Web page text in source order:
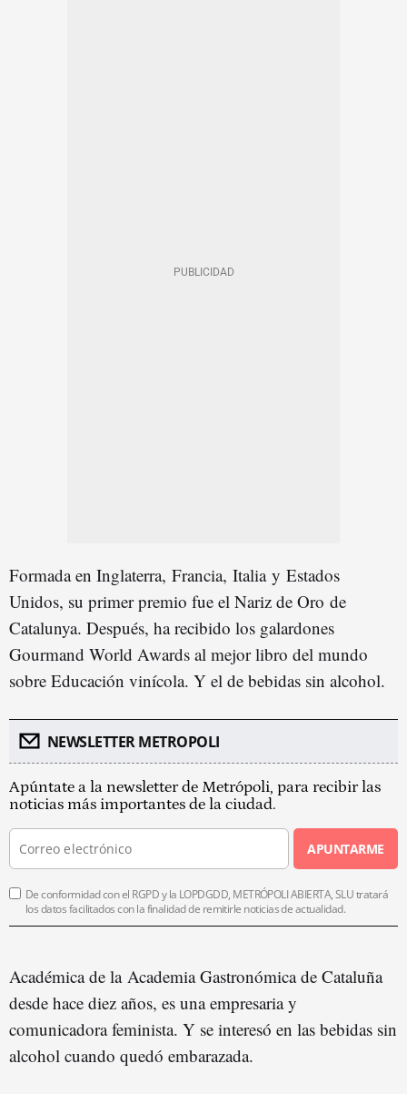
Formada en Inglaterra, Francia, Italia y Estados
Unidos, su primer premio fue el Nariz de Oro de
Catalunya. Después, ha recibido los galardones
Gourmand World Awards al mejor libro del mundo
sobre Educación vinícola. Y el de bebidas sin alcohol.
NEWSLETTER METROPOLI
Apúntate a la newsletter de Metrópoli, para recibir las
noticias más importantes de la ciudad.
APUNTARME
De conformidad con el RGPD y la LOPDGDD, METRÓPOLI ABIERTA, SLU tratará
los datos facilitados con la finalidad de remitirle noticias de actualidad.
Académica de la Academia Gastronómica de Cataluña
desde hace diez años, es una empresaria y
comunicadora feminista. Y se interesó en las bebidas sin
alcohol cuando quedó embarazada.